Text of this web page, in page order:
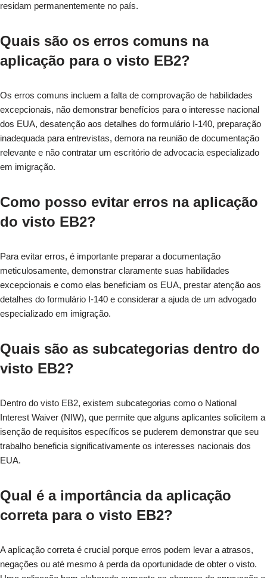
residam permanentemente no país.
Quais são os erros comuns na
aplicação para o visto EB2?
Os erros comuns incluem a falta de comprovação de habilidades
excepcionais, não demonstrar benefícios para o interesse nacional
dos EUA, desatenção aos detalhes do formulário I-140, preparação
inadequada para entrevistas, demora na reunião de documentação
relevante e não contratar um escritório de advocacia especializado
em imigração.
Como posso evitar erros na aplicação
do visto EB2?
Para evitar erros, é importante preparar a documentação
meticulosamente, demonstrar claramente suas habilidades
excepcionais e como elas beneficiam os EUA, prestar atenção aos
detalhes do formulário I-140 e considerar a ajuda de um advogado
especializado em imigração.
Quais são as subcategorias dentro do
visto EB2?
Dentro do visto EB2, existem subcategorias como o National
Interest Waiver (NIW), que permite que alguns aplicantes solicitem a
isenção de requisitos específicos se puderem demonstrar que seu
trabalho beneficia significativamente os interesses nacionais dos
EUA.
Qual é a importância da aplicação
correta para o visto EB2?
A aplicação correta é crucial porque erros podem levar a atrasos,
negações ou até mesmo à perda da oportunidade de obter o visto.